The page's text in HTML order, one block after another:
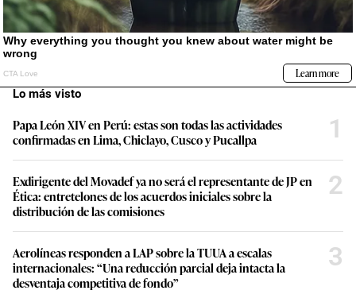
Lo más visto
Papa León XIV en Perú: estas son todas las actividades
confirmadas en Lima, Chiclayo, Cusco y Pucallpa
1
Exdirigente del Movadef ya no será el representante de JP en
Ética: entretelones de los acuerdos iniciales sobre la
distribución de las comisiones
2
Aerolíneas responden a LAP sobre la TUUA a escalas
internacionales: “Una reducción parcial deja intacta la
desventaja competitiva de fondo”
3